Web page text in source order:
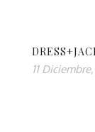
11